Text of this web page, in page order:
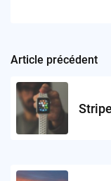
Post
navigation
Article précédent